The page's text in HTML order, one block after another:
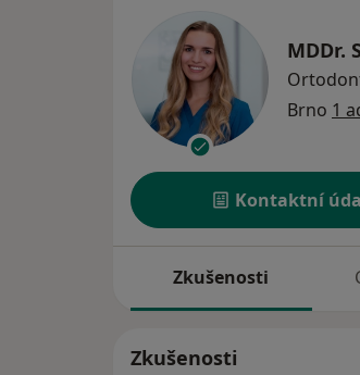
MDDr.
Brno 1
Kontaktní
Zkušenosti
Zkušenosti